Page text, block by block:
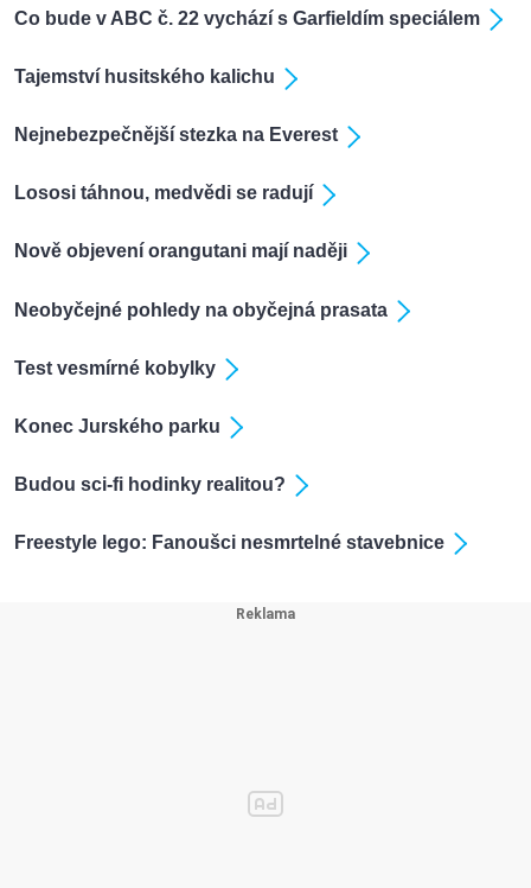
Co bude v ABC č. 22 vychází s Garfieldím speciálem
Tajemství husitského kalichu
Nejnebezpečnější stezka na Everest
Lososi táhnou, medvědi se radují
Nově objevení orangutani mají naději
Neobyčejné pohledy na obyčejná prasata
Test vesmírné kobylky
Konec Jurského parku
Budou sci-fi hodinky realitou?
Freestyle lego: Fanoušci nesmrtelné stavebnice